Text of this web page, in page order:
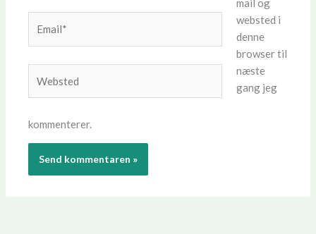
websted i
denne
browser til
næste
gang jeg
kommenterer.